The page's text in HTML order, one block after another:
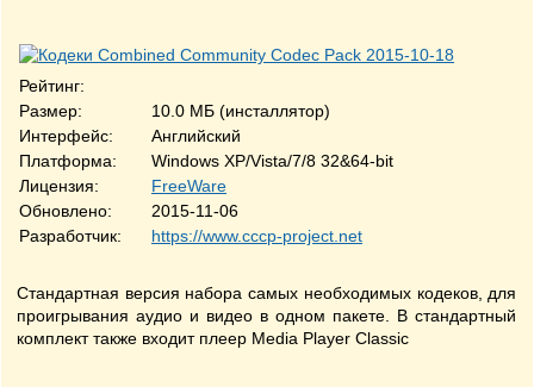
Рейтинг:
Размер:
10.0 МБ (инсталлятор)
Интерфейс:
Английский
Платформа:
Windows XP/Vista/7/8 32&64-bit
Лицензия:
FreeWare
Обновлено:
2015-11-06
Разработчик:
https://www.cccp-project.net
Стандартная версия набора самых необходимых кодеков, для
проигрывания аудио и видео в одном пакете. В стандартный
комплект также входит плеер Media Player Classic